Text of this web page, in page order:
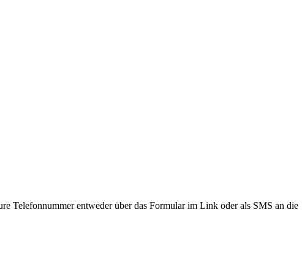
Telefonnummer entweder über das Formular im Link oder als SMS an die